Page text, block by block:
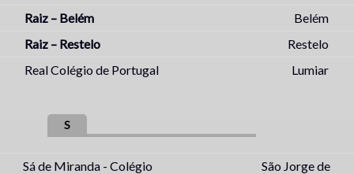
Raiz – Belém
Belém
Raiz – Restelo
Restelo
Real Colégio de Portugal
Lumiar
S
Sá de Miranda - Colégio
São Jorge de